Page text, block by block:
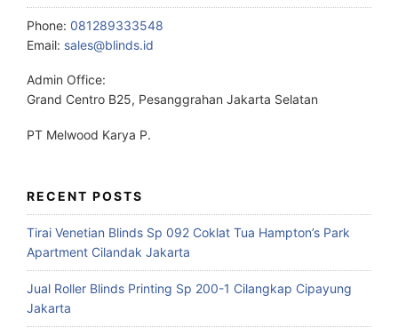
Phone: 081289333548
Email: sales@blinds.id
Admin Office:
Grand Centro B25, Pesanggrahan Jakarta Selatan
PT Melwood Karya P.
RECENT POSTS
Tirai Venetian Blinds Sp 092 Coklat Tua Hampton’s Park
Apartment Cilandak Jakarta
Jual Roller Blinds Printing Sp 200-1 Cilangkap Cipayung
Jakarta